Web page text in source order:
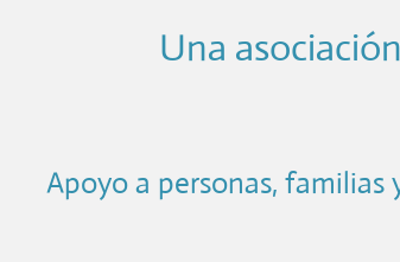
Una
Apoyo a personas, familias